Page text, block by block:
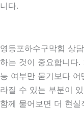
니다.
영등포하수구막힘 상
하는 것이 중요합니다
능 여부만 묻기보다
라질 수 있는 부분이
함께 물어보면 더 현